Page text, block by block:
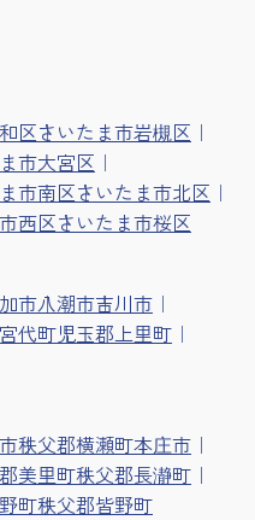
区さいたま市岩槻区
市大宮区
市南区さいたま市北区
西区さいたま市桜区
市八潮市吉川市
代町児玉郡上里町
秩父郡横瀬町本庄市
美里町秩父郡長瀞町
町秩父郡皆野町